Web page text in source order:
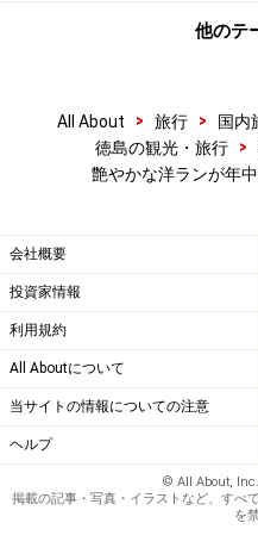
他のテ
All About > 旅行 > 国内
徳島の観光・旅行
>
艶やかな洋ランが年
会社概要
投資家情報
利用規約
All Aboutについて
当サイトの情報についての注意
ヘルプ
© All About,
掲載の記事・写真・イラストなど、すべ
を